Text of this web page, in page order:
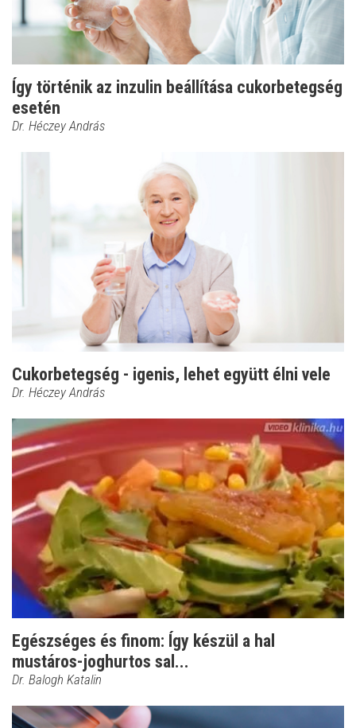
Így történik az inzulin beállítása cukorbetegség
esetén
Dr. Héczey András
Cukorbetegség - igenis, lehet együtt élni vele
Dr. Héczey András
Egészséges és finom: Így készül a hal
mustáros-joghurtos sal...
Dr. Balogh Katalin